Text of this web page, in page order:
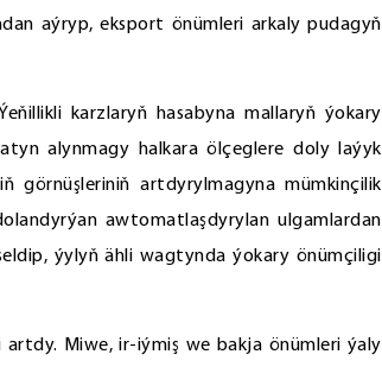
aýryp, eksport önümleri arkaly pudagyň
karzlaryň hasabyna mallaryň ýokary
alynmagy halkara ölçeglere doly laýyk
görnüşleriniň artdyrylmagyna mümkinçilik
awtomatlaşdyrylan ulgamlardan
ýylyň ähli wagtynda ýokary önümçiligi
Miwe, ir-iýmiş we bakja önümleri ýaly